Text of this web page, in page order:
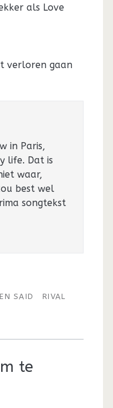
als Love
verloren gaan
in Paris,
life. Dat is
waar,
best wel
songtekst
SAID
RIVAL
te